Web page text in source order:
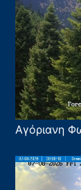
Αγόριανη